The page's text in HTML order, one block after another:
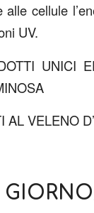
alle cellule
UV.
UNICI
AL VELENO